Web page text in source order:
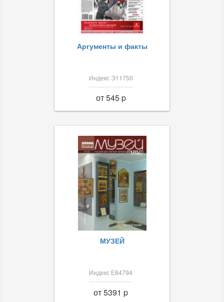
Аргументы и факты
Индекс Э11750
от 545 p
МУЗЕЙ
Индекс Е84794
от 5391 p